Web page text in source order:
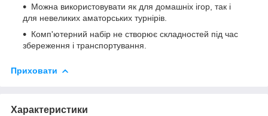
Можна використовувати як для домашніх ігор, так і
для невеликих аматорських турнірів.
Комп'ютерний набір не створює складностей під час
збереження і транспортування.
Приховати
Характеристики